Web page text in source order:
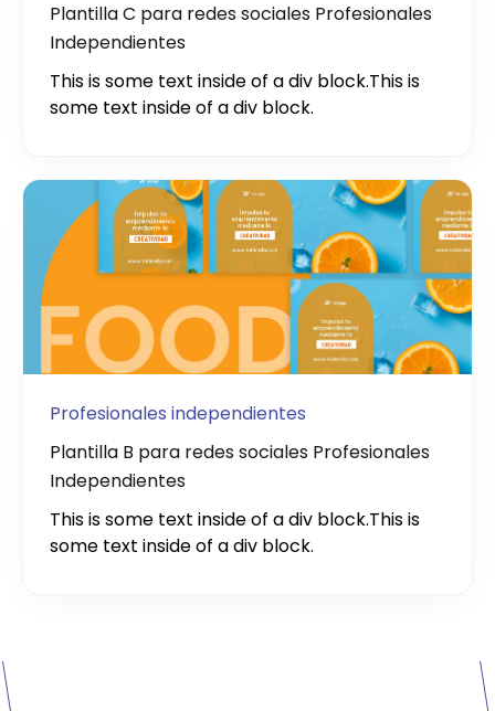
Plantilla C para redes sociales Profesionales
Independientes
This is some text inside of a div block.This is
some text inside of a div block.
Profesionales independientes
Plantilla B para redes sociales Profesionales
Independientes
This is some text inside of a div block.This is
some text inside of a div block.